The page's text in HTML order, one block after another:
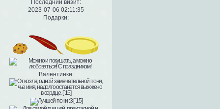
Последний визит:
2023-07-06 02:11:35
Подарки:
Валентинки: